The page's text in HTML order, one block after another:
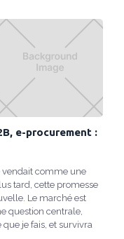
e-procurement :
vendait comme une
tard, cette promesse
Le marché est
question centrale,
je fais, et survivra